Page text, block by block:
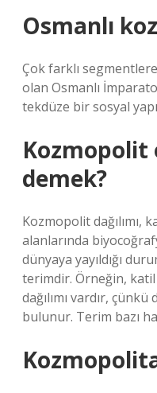
Osmanlı
Çok farklı
olan Osmanlı
tekdüze bir sosyal
demek?
Kozmopolit dağılımı,
alanlarında
dünyaya yayıldığı
terimdir. Örneğin,
dağılımı vardır,
bulunur. Terim bazı